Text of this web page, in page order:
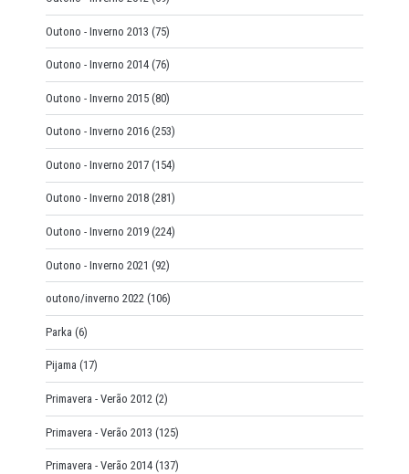
Outono - Inverno 2013 (75)
Outono - Inverno 2014 (76)
Outono - Inverno 2015 (80)
Outono - Inverno 2016 (253)
Outono - Inverno 2017 (154)
Outono - Inverno 2018 (281)
Outono - Inverno 2019 (224)
Outono - Inverno 2021 (92)
outono/inverno 2022 (106)
Parka (6)
Pijama (17)
Primavera - Verão 2012 (2)
Primavera - Verão 2013 (125)
Primavera - Verão 2014 (137)